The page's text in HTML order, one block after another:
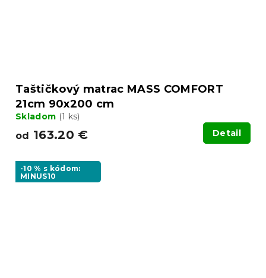
Taštičkový matrac MASS COMFORT
21cm 90x200 cm
Skladom (1 ks)
od 163.20 € Detail
-10 % s kódom:
MINUS10